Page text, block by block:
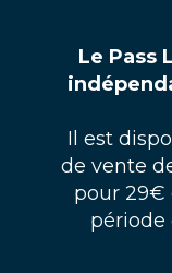
Le Pass
Il est
de vente
pour 29€
période